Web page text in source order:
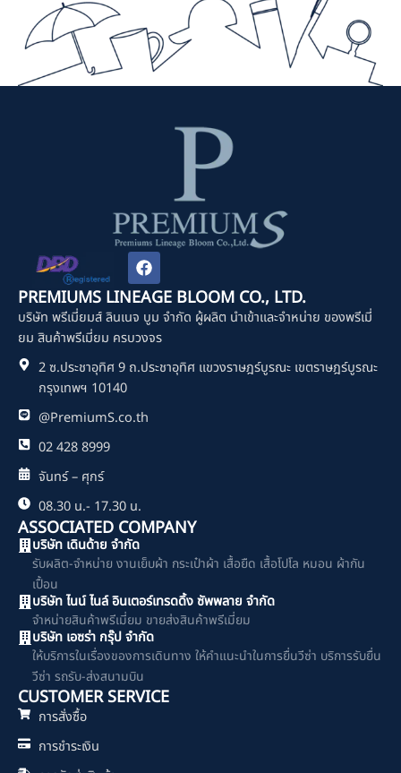
F
a
c
e
b
o
k
PREMIUMS LINEAGE BLOOM CO., LTD.
บริษัท พรีเมี่ยมส์ ลินเนจ บูม จำกัด ผู้ผลิต นำเข้าและจำหน่าย ของพรีเมี่
ยม สินค้าพรีเมี่ยม ครบวงจร
2 ซ.ประชาอุทิศ 9 ถ.ประชาอุทิศ แขวงราษฎร์บูรณะ เขตราษฎร์บูรณะ
กรุงเทพฯ 10140
@PremiumS.co.th
02 428 8999
จันทร์ – ศุกร์
08.30 น.- 17.30 น.
ASSOCIATED COMPANY
บริษัท เดินด้าย จำกัด
รับผลิต-จำหน่าย งานเย็บผ้า กระเป๋าผ้า เสื้อยืด เสื้อโปโล หมอน ผ้ากัน
เปื้อน
บริษัท ไนน์ ไนล์ อินเตอร์เทรดดิ้ง ซัพพลาย จำกัด
จำหน่ายสินค้าพรีเมี่ยม ขายส่งสินค้าพรีเมี่ยม
บริษัท เอซร่า กรุ๊ป จำกัด
ให้บริการในเรื่องของการเดินทาง ให้คำแนะนำในการยื่นวีซ่า บริการรับยื่น
วีซ่า รถรับ-ส่งสนามบิน
CUSTOMER SERVICE
การสั่งซื้อ
การชำระเงิน